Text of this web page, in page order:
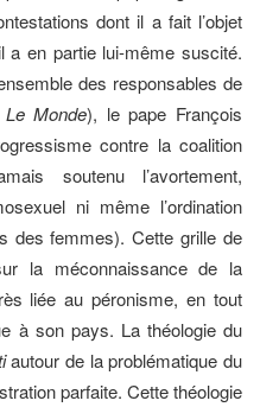
dont il a fait l’objet
a en partie lui-même suscité.
des responsables de
Le Monde), le pape François
contre la coalition
soutenu l’avortement,
ni même l’ordination
des femmes). Cette grille de
la méconnaissance de la
liée au péronisme, en tout
à son pays. La théologie du
autour de la problématique du
parfaite. Cette théologie